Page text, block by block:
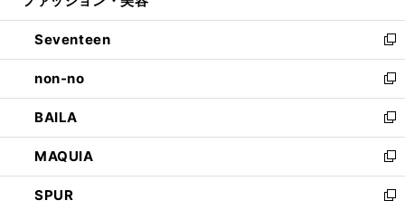
開
く
ウ
で
開
く
ン
ド
ウ
で
開
く
Seventeen
新
し
い
ウ
ィ
ン
ド
ウ
で
non-no
新
し
い
ウ
ィ
ン
ド
BAILA
新
し
い
ウ
ィ
MAQUIA
新
し
い
SPUR
新